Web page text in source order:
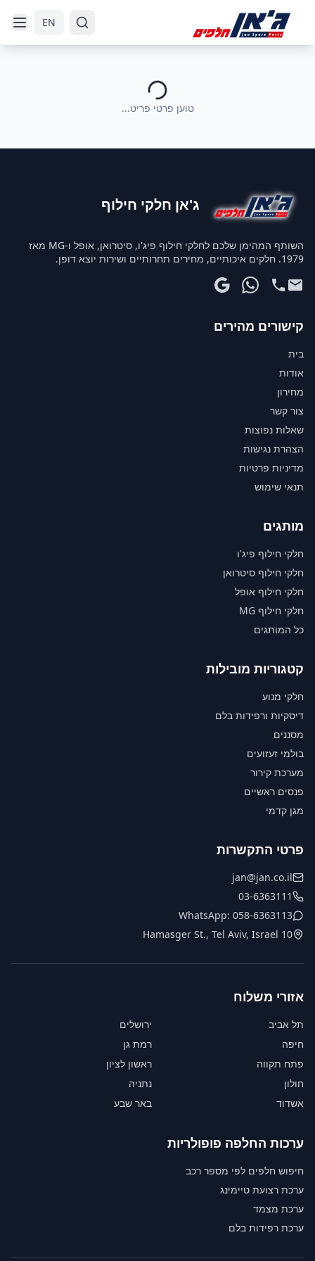
EN
טוען פרטי פריט...
ג'אן חלקי חילוף
השותף המהימן שלכם לחלקי חילוף פיג'ו, סיטרואן, אופל ו-MG מאז
1979. חלקים איכותיים, מחירים תחרותיים ושירות יוצא דופן.
קישורים מהירים
בית
אודות
מחירון
צור קשר
שאלות נפוצות
הצהרת נגישות
מדיניות פרטיות
תנאי שימוש
מותגים
חלקי חילוף פיג'ו
חלקי חילוף סיטרואן
חלקי חילוף אופל
חלקי חילוף MG
כל המותגים
קטגוריות מובילות
חלקי מנוע
דיסקיות ורפידות בלם
מסננים
בולמי זעזועים
מערכת קירור
פנסים ראשיים
מגן קדמי
פרטי התקשרות
jan@jan.co.il
03-6363111
WhatsApp: 058-6363113
10 Hamasger St., Tel Aviv, Israel
אזורי משלוח
תל אביב
ירושלים
חיפה
רמת גן
פתח תקווה
ראשון לציון
חולון
נתניה
אשדוד
באר שבע
ערכות החלפה פופולריות
חיפוש חלפים לפי מספר רכב
ערכת רצועת טיימינג
ערכת מצמד
ערכת רפידות בלם